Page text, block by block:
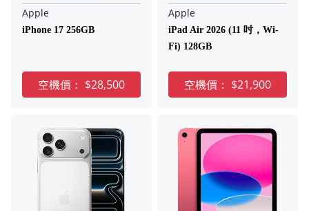
Apple
iPhone 17 256GB
空機價： $28,500
Apple
iPad Air 2026 (11 吋，Wi-
Fi) 128GB
空機價： $21,900